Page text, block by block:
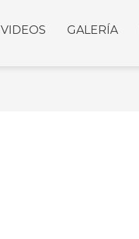
VIDEOS GALERÍA